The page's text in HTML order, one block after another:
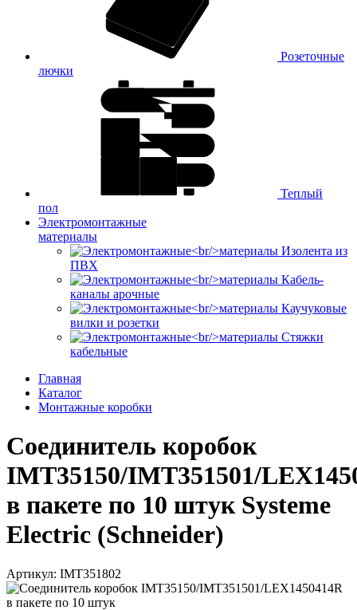
Розеточные
лючки
Теплый
пол
Электромонтажные
материалы
Изолента из
ПВХ
Кабель-
каналы арочные
Каучуковые
вилки и розетки
Стяжки
кабельные
Главная
Каталог
Монтажные коробки
Соединитель коробок
IMT35150/IMT351501/
в пакете по 10 штук Systeme
Electric (Schneider)
Артикул: IMT351802